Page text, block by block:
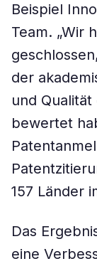
Beispiel
Team. „Wir
der
und
bewertet
157 Länder
Das
eine